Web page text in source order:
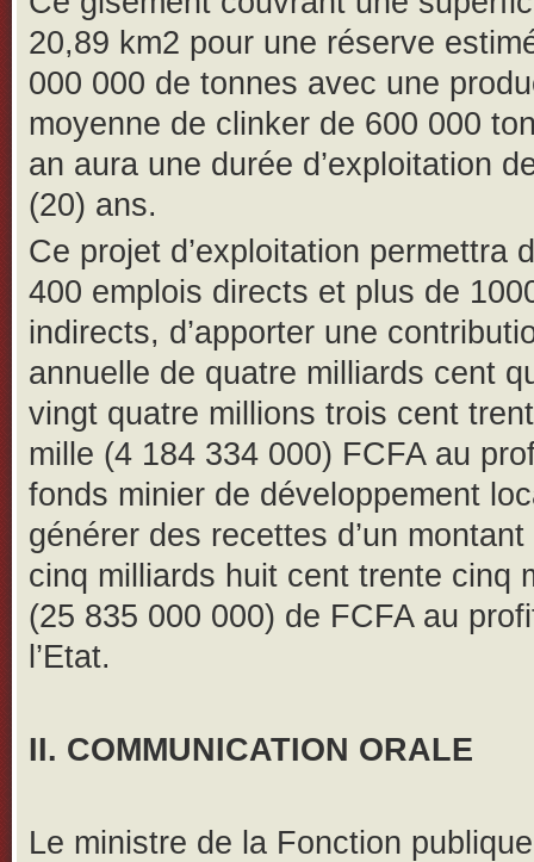
20,89 km2 pour une réserve
000 000 de tonnes avec une
moyenne de clinker de 600 000
an aura une durée d’exploitation
(20) ans.
Ce projet d’exploitation permettra
400 emplois directs et plus de
indirects, d’apporter une
annuelle de quatre milliards cent
vingt quatre millions trois cent
mille (4 184 334 000) FCFA au
fonds minier de développement
générer des recettes d’un
cinq milliards huit cent trente cinq
(25 835 000 000) de FCFA au
l’Etat.
II. COMMUNICATION ORALE
Le ministre de la Fonction